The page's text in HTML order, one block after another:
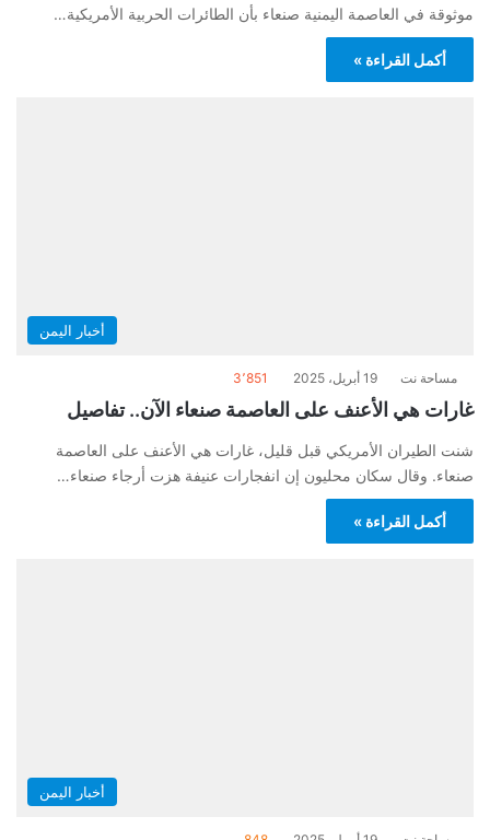
موثوقة في العاصمة اليمنية صنعاء بأن الطائرات الحربية الأمريكية…
أكمل القراءة »
أخبار اليمن
مساحة نت 19 أبريل، 2025 3٬851
غارات هي الأعنف على العاصمة صنعاء الآن.. تفاصيل
شنت الطيران الأمريكي قبل قليل، غارات هي الأعنف على العاصمة
صنعاء. وقال سكان محليون إن انفجارات عنيفة هزت أرجاء صنعاء…
أكمل القراءة »
أخبار اليمن